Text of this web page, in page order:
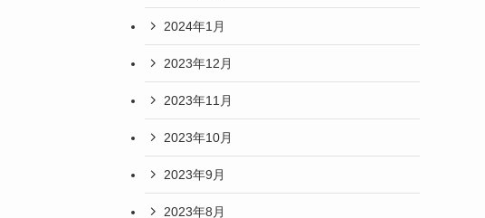
2024年1月
2023年12月
2023年11月
2023年10月
2023年9月
2023年8月